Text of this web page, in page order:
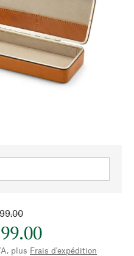
plus Frais d'expédition